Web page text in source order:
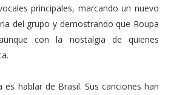
principales, marcando un nuevo
del grupo y demostrando que Roupa
con la nostalgia de quienes
es hablar de Brasil. Sus canciones han